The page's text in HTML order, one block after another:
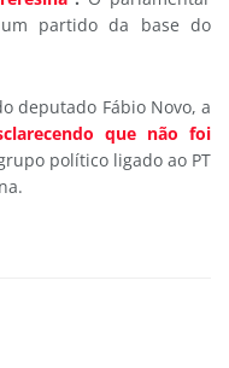
partido da base do
deputado Fábio Novo, a
que não foi
político ligado ao PT